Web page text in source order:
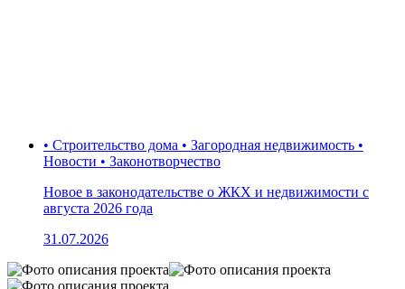
• Строительство дома • Загородная недвижимость •
Новости • Законотворчество
Новое в законодательстве о ЖКХ и недвижимости с
августа 2026 года
31.07.2026